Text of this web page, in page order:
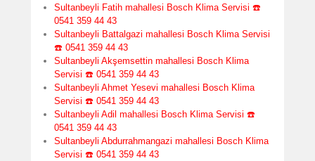
Sultanbeyli Fatih mahallesi Bosch Klima Servisi ☎️
0541 359 44 43
Sultanbeyli Battalgazi mahallesi Bosch Klima Servisi
☎️ 0541 359 44 43
Sultanbeyli Akşemsettin mahallesi Bosch Klima
Servisi ☎️ 0541 359 44 43
Sultanbeyli Ahmet Yesevi mahallesi Bosch Klima
Servisi ☎️ 0541 359 44 43
Sultanbeyli Adil mahallesi Bosch Klima Servisi ☎️
0541 359 44 43
Sultanbeyli Abdurrahmangazi mahallesi Bosch Klima
Servisi ☎️ 0541 359 44 43